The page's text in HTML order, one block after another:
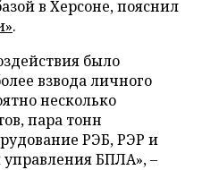
в Херсоне, пояснил
.
было
взвода личного
несколько
пара тонн
РЭБ, РЭР и
управления БПЛА», –